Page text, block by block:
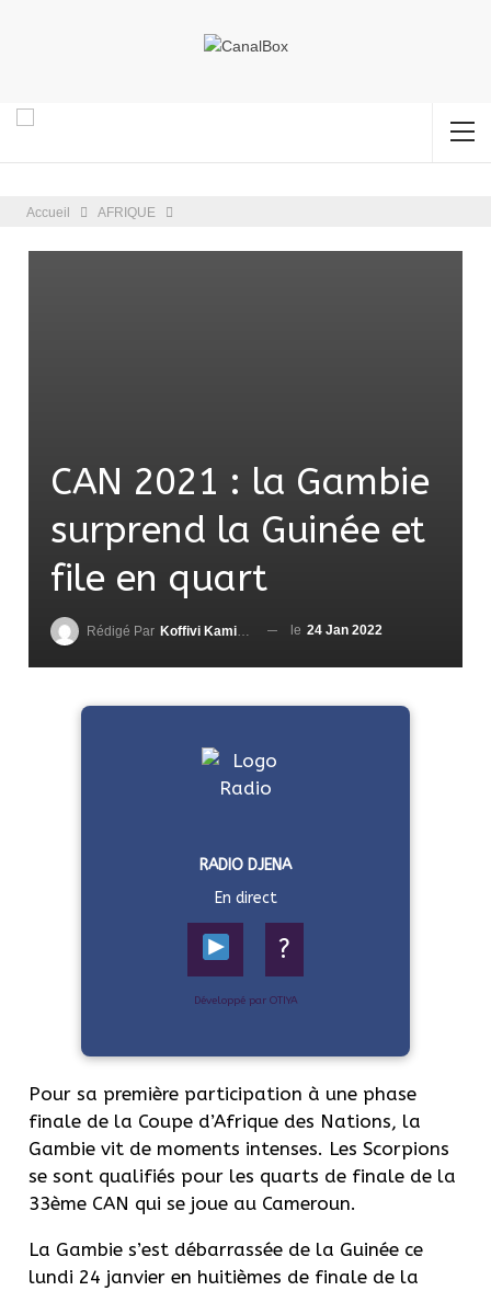
Accueil AFRIQUE
CAN 2021 : la Gambie
surprend la Guinée et
file en quart
Rédigé Par Koffivi Kami AGBETOU le 24 Jan 2022
RADIO DJENA
En direct
?
Développé par OTIYA
Pour sa première participation à une phase
finale de la Coupe d’Afrique des Nations, la
Gambie vit de moments intenses. Les Scorpions
se sont qualifiés pour les quarts de finale de la
33ème CAN qui se joue au Cameroun.
La Gambie s’est débarrassée de la Guinée ce
lundi 24 janvier en huitièmes de finale de la